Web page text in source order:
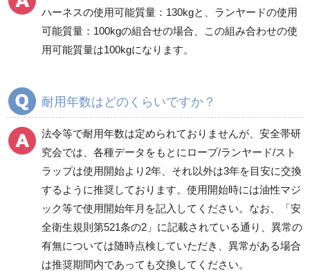
ハーネスの使用可能質量：130kgと、ランヤードの使用
可能質量：100kgの組合せの場合、この組み合わせの使
用可能質量は100kgになります。
耐用年数はどのくらいですか？
法令等で耐用年数は定められておりませんが、安全帯研
究会では、各種データをもとにロープ/ランヤード/スト
ラップは使用開始より2年、それ以外は3年を目安に交換
するように推奨しております。使用開始時には油性マジ
ック等で使用開始年月を記入してください。なお、「安
全衛生規則第521条の2」に記載されている通り、異常の
有無については随時点検していただき、異常がある場合
は推奨期間内であっても交換してください。